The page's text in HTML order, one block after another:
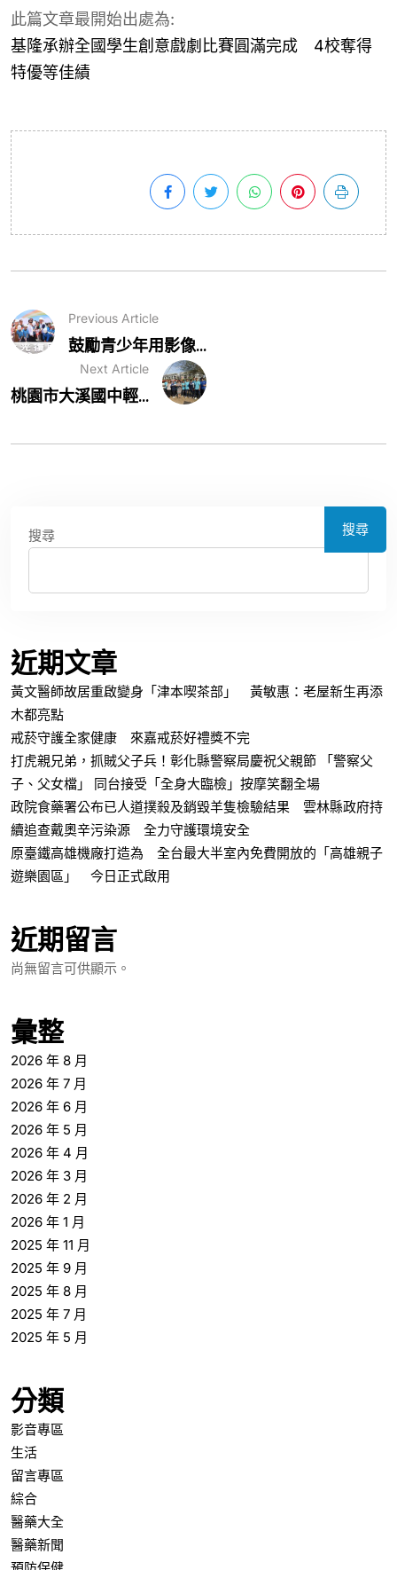
此篇文章最開始出處為:
基隆承辦全國學生創意戲劇比賽圓滿完成 4校奪得
特優等佳績
Previous Article
鼓勵青少年用影像...
Next Article
桃園市大溪國中輕...
搜尋 搜尋
近期文章
黃文醫師故居重啟變身「津本喫茶部」 黃敏惠：老屋新生再添
木都亮點
戒菸守護全家健康 來嘉戒菸好禮獎不完
打虎親兄弟，抓賊父子兵！彰化縣警察局慶祝父親節 「警察父
子、父女檔」 同台接受「全身大臨檢」按摩笑翻全場
政院食藥署公布已人道撲殺及銷毀羊隻檢驗結果 雲林縣政府持
續追查戴奧辛污染源 全力守護環境安全
原臺鐵高雄機廠打造為 全台最大半室內免費開放的「高雄親子
遊樂園區」 今日正式啟用
近期留言
尚無留言可供顯示。
彙整
2026 年 8 月
2026 年 7 月
2026 年 6 月
2026 年 5 月
2026 年 4 月
2026 年 3 月
2026 年 2 月
2026 年 1 月
2025 年 11 月
2025 年 9 月
2025 年 8 月
2025 年 7 月
2025 年 5 月
分類
影音專區
生活
留言專區
綜合
醫藥大全
醫藥新聞